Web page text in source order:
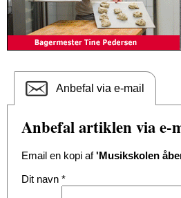
Anbefal via e-mail
Anbefal artiklen via e-
Email en kopi af'Musikskolen
Dit navn *